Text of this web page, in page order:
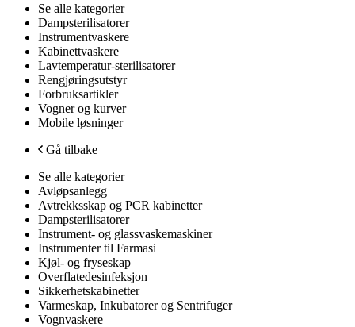
Se alle kategorier
Dampsterilisatorer
Instrumentvaskere
Kabinettvaskere
Lavtemperatur-sterilisatorer
Rengjøringsutstyr
Forbruksartikler
Vogner og kurver
Mobile løsninger
Gå tilbake
Se alle kategorier
Avløpsanlegg
Avtrekksskap og PCR kabinetter
Dampsterilisatorer
Instrument- og glassvaskemaskiner
Instrumenter til Farmasi
Kjøl- og fryseskap
Overflatedesinfeksjon
Sikkerhetskabinetter
Varmeskap, Inkubatorer og Sentrifuger
Vognvaskere